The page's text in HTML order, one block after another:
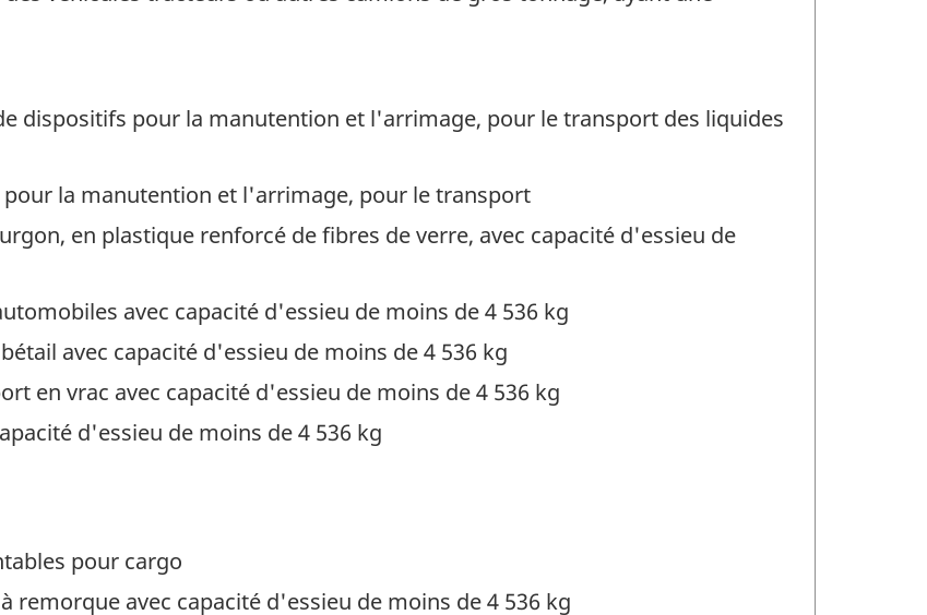
dispositifs pour la manutention et l'arrimage, pour le transport des liquides
la manutention et l'arrimage, pour le transport
en plastique renforcé de fibres de verre, avec capacité d'essieu de
avec capacité d'essieu de moins de 4 536 kg
avec capacité d'essieu de moins de 4 536 kg
en vrac avec capacité d'essieu de moins de 4 536 kg
d'essieu de moins de 4 536 kg
pour cargo
remorque avec capacité d'essieu de moins de 4 536 kg